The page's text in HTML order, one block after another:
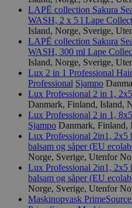
LAPĒ collection Sakura
WASH, 2 x 5 l Lape
Island, Norge, Sverige,
LAPĒ collection Sakura
WASH, 300 ml Lape
Island, Norge, Sverige,
Lux 2 in 1 Professional
Professional Sjampo
Lux Professional 2 in 1,
Danmark, Finland, Island,
Lux Professional 2 in 1,
Sjampo Danmark, Finland,
Lux Professional 2in1, 2x5 l
balsam og såper (EU
Norge, Sverige, Utenfor
Lux Professional 2in1, 2x5 l
balsam og såper (EU
Norge, Sverige, Utenfor
Maskinopvask